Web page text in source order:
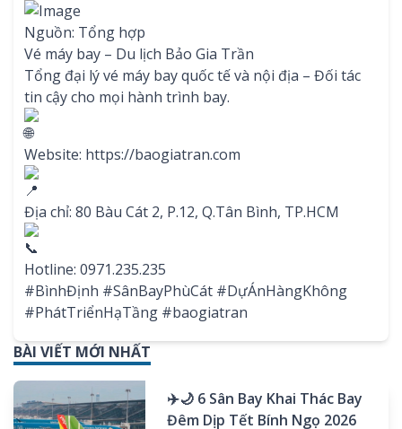
Nguồn: Tổng hợp
Vé máy bay – Du lịch Bảo Gia Trần
Tổng đại lý vé máy bay quốc tế và nội địa – Đối tác
tin cậy cho mọi hành trình bay.
Website: https://baogiatran.com
Địa chỉ: 80 Bàu Cát 2, P.12, Q.Tân Bình, TP.HCM
Hotline: 0971.235.235
#BìnhĐịnh #SânBayPhùCát #DựÁnHàngKhông
#PhátTriểnHạTầng #baogiatran
BÀI VIẾT MỚI NHẤT
✈️🌙 6 Sân Bay Khai Thác Bay
Đêm Dịp Tết Bính Ngọ 2026